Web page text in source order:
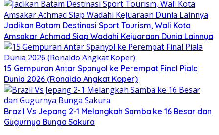
Jadikan Batam Destinasi Sport Tourism, Wali Kota
Amsakar Achmad Siap Wadahi Kejuaraan Dunia Lainnya
15 Gempuran Antar Spanyol ke Perempat Final Piala
Dunia 2026 (Ronaldo Angkat Koper)
Brazil Vs Jepang 2-1 Melangkah Samba ke 16 Besar dan
Gugurnya Bunga Sakura